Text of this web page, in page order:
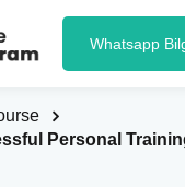
Whatsapp
Personal